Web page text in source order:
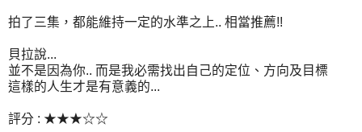
拍了三集，都能維持一定的水準之上.. 相當推薦!!
貝拉說...
並不是因為你.. 而是我必需找出自己的定位、方向及目標
這樣的人生才是有意義的...
評分 : ★★★☆☆